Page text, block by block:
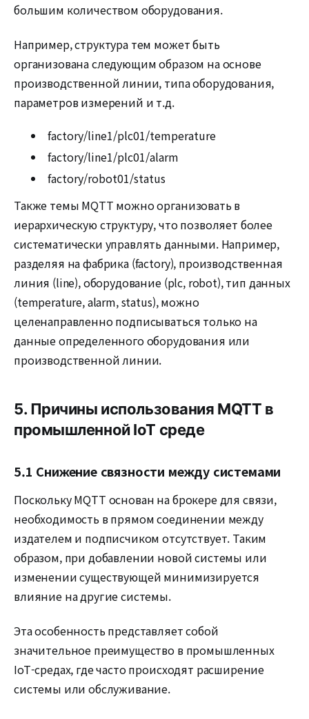
большим количеством оборудования.
Например, структура тем может быть
организована следующим образом на основе
производственной линии, типа оборудования,
параметров измерений и т.д.
factory/line1/plc01/temperature
factory/line1/plc01/alarm
factory/robot01/status
Также темы MQTT можно организовать в
иерархическую структуру, что позволяет более
систематически управлять данными. Например,
разделяя на фабрика (factory), производственная
линия (line), оборудование (plc, robot), тип данных
(temperature, alarm, status), можно
целенаправленно подписываться только на
данные определенного оборудования или
производственной линии.
5. Причины использования MQTT в
промышленной IoT среде
5.1 Снижение связности между системами
Поскольку MQTT основан на брокере для связи,
необходимость в прямом соединении между
издателем и подписчиком отсутствует. Таким
образом, при добавлении новой системы или
изменении существующей минимизируется
влияние на другие системы.
Эта особенность представляет собой
значительное преимущество в промышленных
IoT-средах, где часто происходят расширение
системы или обслуживание.